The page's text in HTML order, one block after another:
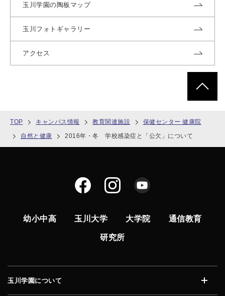
TOP キャンパス情報 教育関連施設
保健センター 健康院
自然と健康
2016年・冬 学校感染症と「公欠」について
玉川学園の陶板マップ
玉川フォトギャラリー
アクセス
幼小中高 玉川大学 大学院 通信教育
研究所
玉川学園について